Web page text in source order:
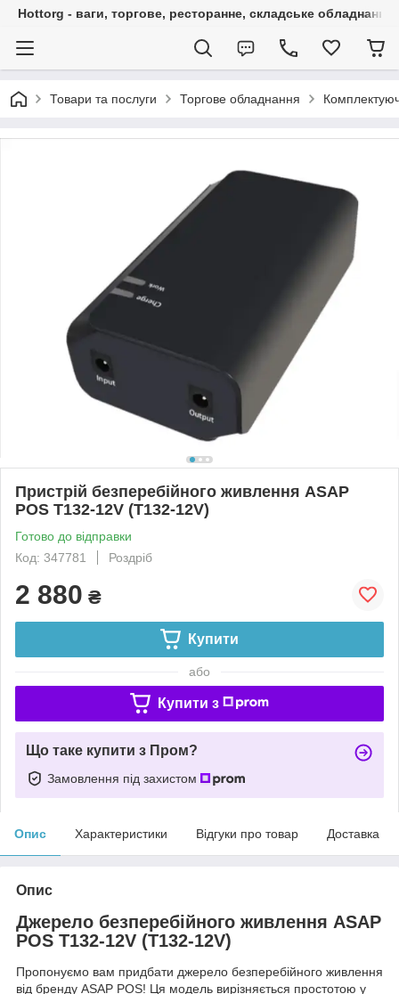
Hottorg - ваги, торгове, ресторанне, складське обладнання
Товари та послуги Торгове обладнання
Пристрій безперебійного живлення ASAP
POS T132-12V (T132-12V)
Готово до відправки
Код: 347781
Роздріб
2 880 ₴
Купити
або
Купити з
Що таке купити з Пром?
Замовлення під захистом
Опис Характеристики Відгуки про товар Доставка
Опис
Джерело безперебійного живлення ASAP
POS T132-12V (T132-12V)
Пропонуємо вам придбати джерело безперебійного живлення
від бренду ASAP POS! Ця модель вирізняється простотою у